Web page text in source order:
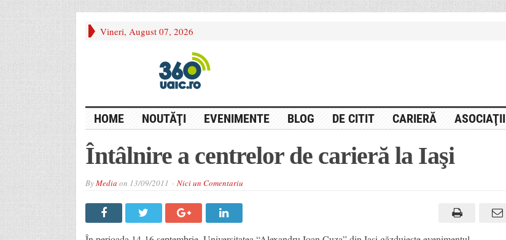
Vineri, August 07, 2026
HOME NOUTĂŢI EVENIMENTE BLOG DE CITIT CARIERĂ ASOCIAŢII
Întâlnire a centrelor de carieră la Iaşi
ByMedia on 13/09/2011 Nici un Comentariu